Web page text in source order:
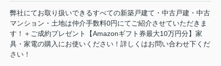
弊社にてお取り扱いできるすべての新築戸建て・中古戸建・中古
マンション・土地は仲介手数料0円にてご紹介させていただきま
す！＋ご成約プレゼント【Amazonギフト券最大10万円分】家
具・家電の購入にお使いください！詳しくはお問い合わせ下くだ
さい！